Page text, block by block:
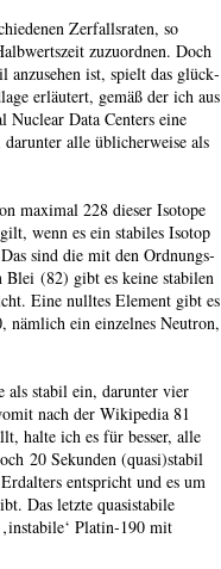
Zerfalls­raten, so
zuzu­ordnen. Doch
anzu­sehen ist, spielt das glück­
erläu­tert, gemäß der ich aus
Nuclear Data Centers eine
alle üblicher­weise als
maximal 228 dieser Isotope
wenn es ein stabiles Isotop
sind die mit den Ordnungs­
(82) gibt es keine stabilen
Eine nulltes Element gibt es
nämlich ein einzelnes Neutron,
als stabil ein, darunter vier
nach der Wiki­pedia 81
halte ich es für besser, alle
20 Sekunden (quasi)stabil
entspricht und es um
Das letzte quasi­stabile
Pla­tin‑190 mit